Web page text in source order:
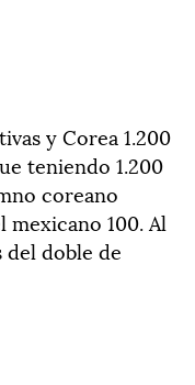
y Corea 1.200
teniendo 1.200
coreano
mexicano 100. Al
del doble de